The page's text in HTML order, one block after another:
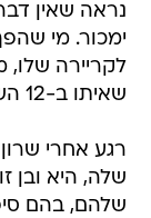
נראה שאין
ימכור. מי
לקריירה
שאיתו ב-12 השנים האחרונות,
רגע אחרי
שלה, היא ובן
שלהם, בהם